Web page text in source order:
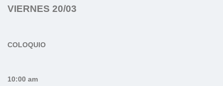
VIERNES 20/03
COLOQUIO
10:00 am